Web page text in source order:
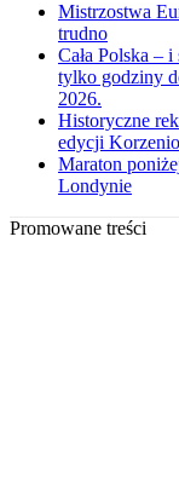
Mistrzostwa
trudno
Cała Polska –
tylko godziny
2026.
Historyczne
edycji
Maraton
Londynie
Promowane treści